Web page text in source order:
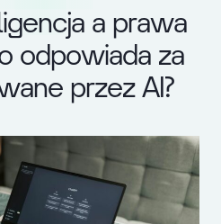
igencja a prawa
odpowiada za
ane przez AI?